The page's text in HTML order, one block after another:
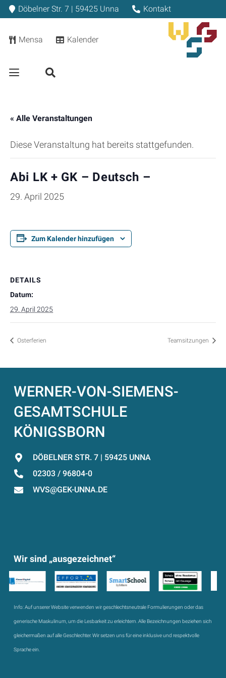
Döbelner Str. 7 | 59425 Unna Kontakt
Mensa Kalender
« Alle Veranstaltungen
Diese Veranstaltung hat bereits stattgefunden.
Abi LK + GK – Deutsch –
29. April 2025
Zum Kalender hinzufügen
DETAILS
Datum:
29. April 2025
Osterferien Teamsitzungen
WERNER-VON-SIEMENS-
GESAMTSCHULE
KÖNIGSBORN
DÖBELNER STR. 7 | 59425 UNNA
02303 / 96804-0
WVS@GEK-UNNA.DE
Wir sind „ausgezeichnet“
Info:Auf unserer Website verwenden wir geschlechtsneutrale Formulierungen oder das
generische Maskulinum, um die Lesbarkeit zu erleichtern. Alle Bezeichnungen beziehen sich
gleichermaßen auf alle Geschlechter. Wir setzen uns für eine inklusive und respektvolle
Sprache ein.